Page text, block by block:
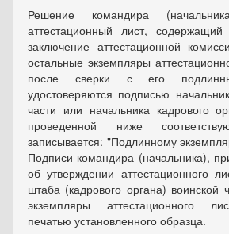
Решение командира
аттестационный лист,
заключение аттестационной
остальные экземпляры
после сверки с его
удостоверяются подписью
части или начальника кадрового
проведенной ниже
записывается: "Подлинному
Подписи командира (начальника),
об утверждении аттестационного
штаба (кадрового органа) воинской
экземпляры аттестационного
печатью установленного образца.